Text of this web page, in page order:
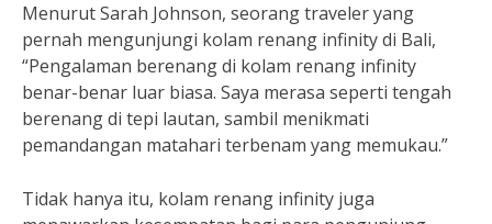
Menurut Sarah Johnson, seorang traveler yang
pernah mengunjungi kolam renang infinity di Bali,
“Pengalaman berenang di kolam renang infinity
benar-benar luar biasa. Saya merasa seperti tengah
berenang di tepi lautan, sambil menikmati
pemandangan matahari terbenam yang memukau.”
Tidak hanya itu, kolam renang infinity juga